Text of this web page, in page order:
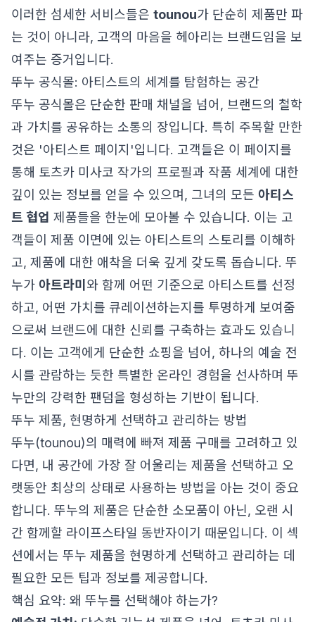
이러한 섬세한 서비스들은 tounou가 단순히 제품만 파
는 것이 아니라, 고객의 마음을 헤아리는 브랜드임을 보
여주는 증거입니다.
뚜누 공식몰: 아티스트의 세계를 탐험하는 공간
뚜누 공식몰은 단순한 판매 채널을 넘어, 브랜드의 철학
과 가치를 공유하는 소통의 장입니다. 특히 주목할 만한
것은 '아티스트 페이지'입니다. 고객들은 이 페이지를
통해 토츠카 미사코 작가의 프로필과 작품 세계에 대한
깊이 있는 정보를 얻을 수 있으며, 그녀의 모든 아티스
트 협업 제품들을 한눈에 모아볼 수 있습니다. 이는 고
객들이 제품 이면에 있는 아티스트의 스토리를 이해하
고, 제품에 대한 애착을 더욱 깊게 갖도록 돕습니다. 뚜
누가 아트라미 와 함께 어떤 기준으로 아티스트를 선정
하고, 어떤 가치를 큐레이션하는지를 투명하게 보여줌
으로써 브랜드에 대한 신뢰를 구축하는 효과도 있습니
다. 이는 고객에게 단순한 쇼핑을 넘어, 하나의 예술 전
시를 관람하는 듯한 특별한 온라인 경험을 선사하며 뚜
누만의 강력한 팬덤을 형성하는 기반이 됩니다.
뚜누 제품, 현명하게 선택하고 관리하는 방법
뚜누(tounou)의 매력에 빠져 제품 구매를 고려하고 있
다면, 내 공간에 가장 잘 어울리는 제품을 선택하고 오
랫동안 최상의 상태로 사용하는 방법을 아는 것이 중요
합니다. 뚜누의 제품은 단순한 소모품이 아닌, 오랜 시
간 함께할 라이프스타일 동반자이기 때문입니다. 이 섹
션에서는 뚜누 제품을 현명하게 선택하고 관리하는 데
필요한 모든 팁과 정보를 제공합니다.
핵심 요약: 왜 뚜누를 선택해야 하는가?